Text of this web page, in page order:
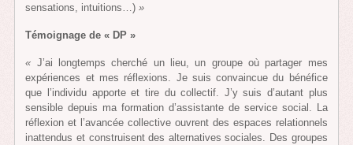
sensations, intuitions…) »
Témoignage de « DP »
« J’ai longtemps cherché un lieu, un groupe où partager mes
expériences et mes réflexions. Je suis convaincue du bénéfice
que l’individu apporte et tire du collectif. J’y suis d’autant plus
sensible depuis ma formation d’assistante de service social. La
réflexion et l’avancée collective ouvrent des espaces relationnels
inattendus et construisent des alternatives sociales. Des groupes